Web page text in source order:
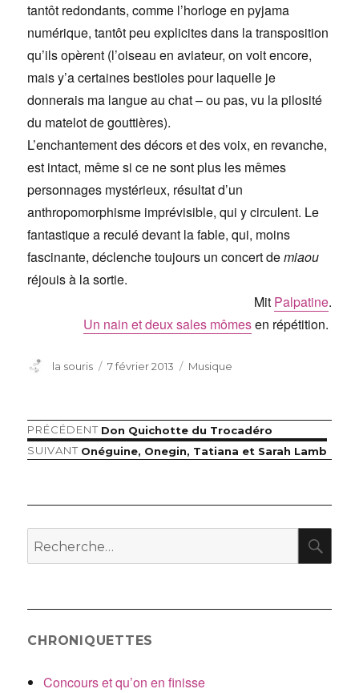
tantôt redondants, comme l’horloge en pyjama
numérique, tantôt peu explicites dans la transposition
qu’ils opèrent (l’oiseau en aviateur, on voit encore,
mais y’a certaines bestioles pour laquelle je
donnerais ma langue au chat – ou pas, vu la pilosité
du matelot de gouttières).
L’enchantement des décors et des voix, en revanche,
est intact, même si ce ne sont plus les mêmes
personnages mystérieux, résultat d’un
anthropomorphisme imprévisible, qui y circulent. Le
fantastique a reculé devant la fable, qui, moins
fascinante, déclenche toujours un concert demiaou
réjouis à la sortie.
Mit Palpatine.
Un nain et deux sales mômesen répétition.
Auteur
la souris
Publié
7 février 2013 Catégories
Musique
Navigation
l’article
PRÉCÉDENT Article
précédent :
Don Quichotte du Trocadéro
SUIVANT Article
Onéguine, Onegin, Tatiana et Sarah Lamb
Recherche
pour
CHRONIQUETTES
Concours et qu’on en finisse